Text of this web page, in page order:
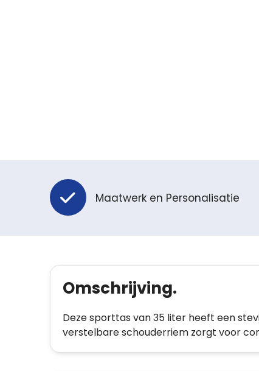
Maatwerk en Personalisatie
Omschrijving.
Deze sporttas van 35 liter heeft een
verstelbare schouderriem zorgt voor